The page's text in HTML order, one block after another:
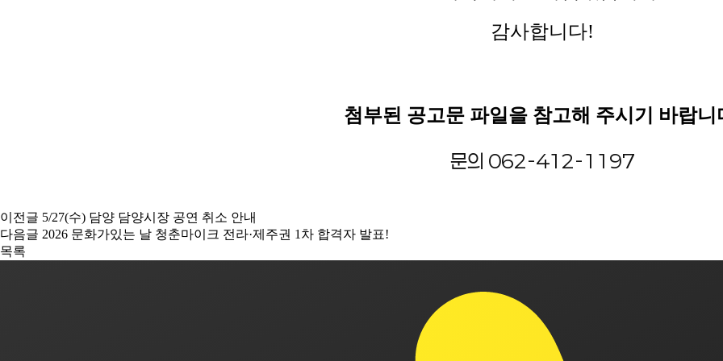
감사합니다!
첨부된 공고문 파일을 참고해 주시기 바랍니
문의 062-412-1197
이전글 5/27(수) 담양 담양시장 공연 취소 안내
다음글 2026 문화가있는 날 청춘마이크 전라·제주권 1차 합격자 발표!
목록